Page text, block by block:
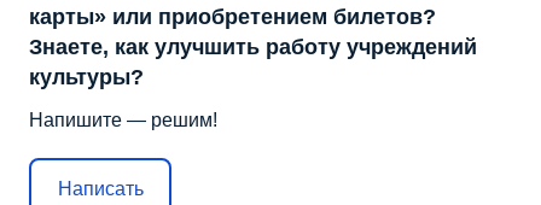
карты» или приобретением билетов?
Знаете, как улучшить работу учреждений
культуры?
Напишите — решим!
Написать